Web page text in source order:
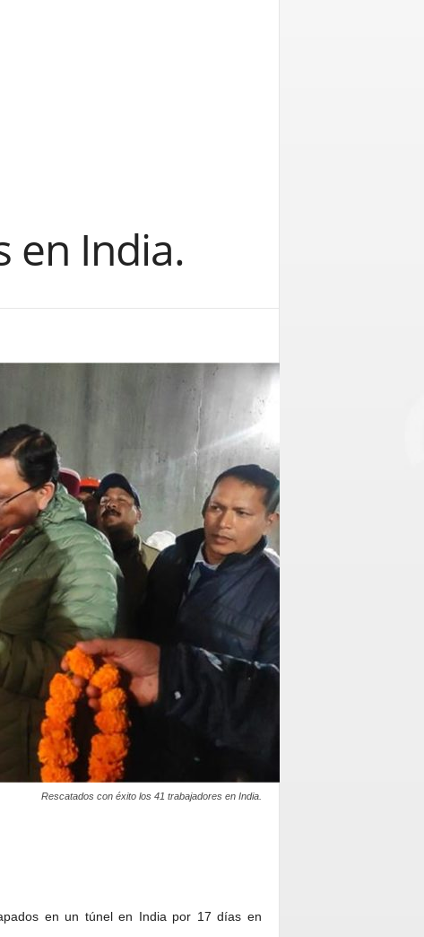
en India.
Rescatados con éxito los 41 trabajadores en India.
en un túnel en India por 17 días en